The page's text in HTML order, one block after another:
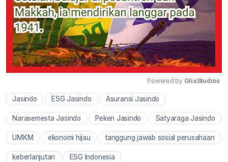
Powered by GliaStudios
Jasindo ESG Jasindo Asuransi Jasindo
Narasemesta Jasindo Peken Jasindo Satyaraga Jasindo
UMKM ekonomi hijau tanggung jawab sosial perusahaan
keberlanjutan ESG Indonesia